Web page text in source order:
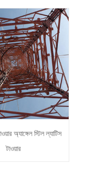
অ্যাঙ্গেল স্টিল ল্যাটিস
টাওয়ার